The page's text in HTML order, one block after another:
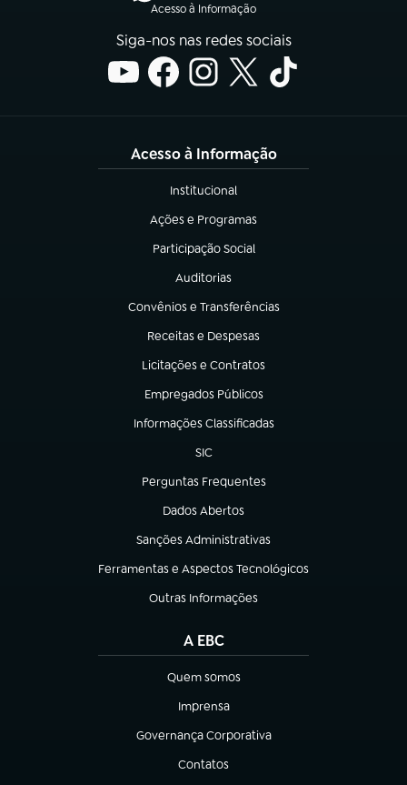
Acesso à Informação
Siga-nos nas redes sociais
Acesso à Informação
Institucional
(abre em nova aba)
Ações e Programas
(abre em nova aba)
Participação Social
(abre em nova aba)
Auditorias
(abre em nova aba)
Convênios e Transferências
(abre em nova aba)
Receitas e Despesas
(abre em nova aba)
Licitações e Contratos
(abre em nova aba)
Empregados Públicos
(abre em nova aba)
Informações Classificadas
(abre em nova aba)
SIC
(abre em nova aba)
Perguntas Frequentes
(abre em nova aba)
Dados Abertos
(abre em nova aba)
Sanções Administrativas
(abre em nova aba)
Ferramentas e Aspectos Tecnológicos
(abre em nova aba)
Outras Informações
(abre em nova aba)
A EBC
Quem somos
(abre em nova aba)
Imprensa
(abre em nova aba)
Governança Corporativa
(abre em nova aba)
Contatos
(abre em nova aba)